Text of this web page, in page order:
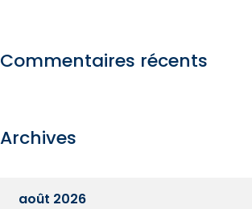
Commentaires récents
Archives
août 2026